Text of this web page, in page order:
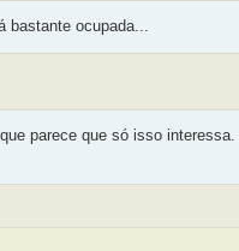
bastante ocupada...
parece que só isso interessa.